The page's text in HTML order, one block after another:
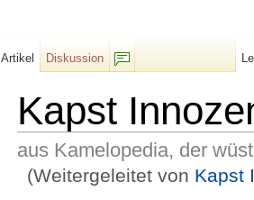
Kapst
aus Kamelopedia, der
(Weitergeleitet von Kapst
Artikel
Diskussion